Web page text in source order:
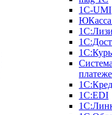
1C-UMI
1С:EDI